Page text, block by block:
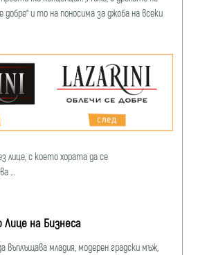
и то на поносима за джоба на всеки
лице, с което хората да се
…
на Бизнеса
въплъщава младия, модерен градски мъж,